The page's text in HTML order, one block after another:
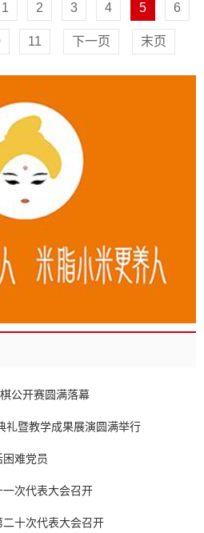
1 2 3 4 5 6
11 下一页 末页
公开赛圆满落幕
礼暨教学成果展演圆满举行
难党员
次代表大会召开
十次代表大会召开